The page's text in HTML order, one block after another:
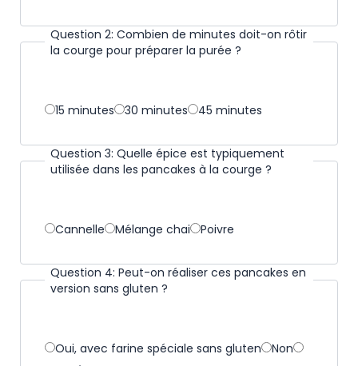
u
e
z
s
e
t
n
Question 2: Combien de minutes doit-on rôtir
la courge pour préparer la purée ?
V
u
e
z
s
e
15 minutes 30 minutes 45 minutes
Question 3: Quelle épice est typiquement
utilisée dans les pancakes à la courge ?
V
u
e
Cannelle Mélange chai Poivre
Question 4: Peut-on réaliser ces pancakes en
version sans gluten ?
VOui, avec farine spéciale sans gluten
Non